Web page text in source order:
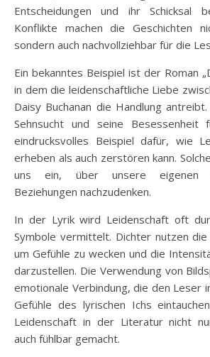
Entscheidungen und ihr Schicksal
Konflikte machen die Geschichten
sondern auch nachvollziehbar für die
Ein bekanntes Beispiel ist der Roman
in dem die leidenschaftliche Liebe
Daisy Buchanan die Handlung
Sehnsucht und seine
eindrucksvolles Beispiel dafür, wie
erheben als auch zerstören kann.
uns ein, über unsere eigenen
Beziehungen nachzudenken.
In der Lyrik wird Leidenschaft oft
Symbole vermittelt. Dichter nutzen
um Gefühle zu wecken und die
darzustellen. Die Verwendung von
emotionale Verbindung, die den Leser
Gefühle des lyrischen Ichs
Leidenschaft in der Literatur nicht
auch fühlbar gemacht.